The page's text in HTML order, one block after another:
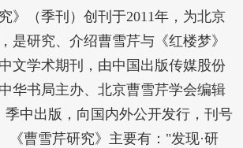
》（季刊）创刊于2011年，为北京
是研究、介绍曹雪芹与《红楼梦》
文学术期刊，由中国出版传媒股份
华书局主办、北京曹雪芹学会编辑
季中出版，向国内外公开发行，刊号
《曹雪芹研究》主要有："发现·研